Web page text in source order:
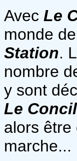
Avec Le
monde
Station.
nombre
y sont
Le
alors être
marche...